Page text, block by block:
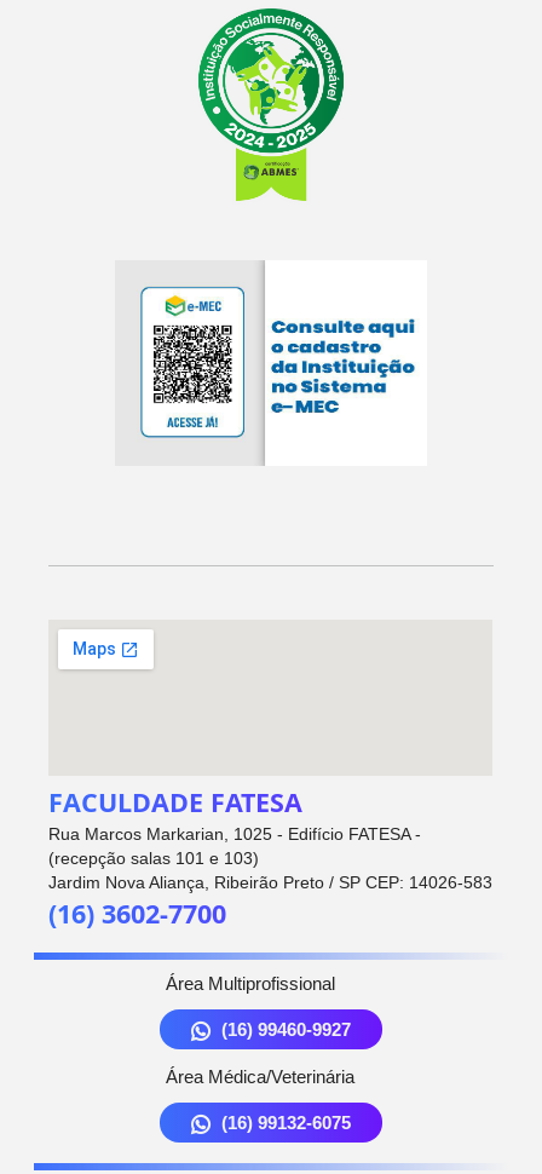
FACULDADE FATESA
Rua Marcos Markarian, 1025 - Edifício FATESA -
(recepção salas 101 e 103)
Jardim Nova Aliança, Ribeirão Preto / SP CEP: 14026-583
(16) 3602-7700
Área Multiprofissional
(16) 99460-9927
Área Médica/Veterinária
(16) 99132-6075